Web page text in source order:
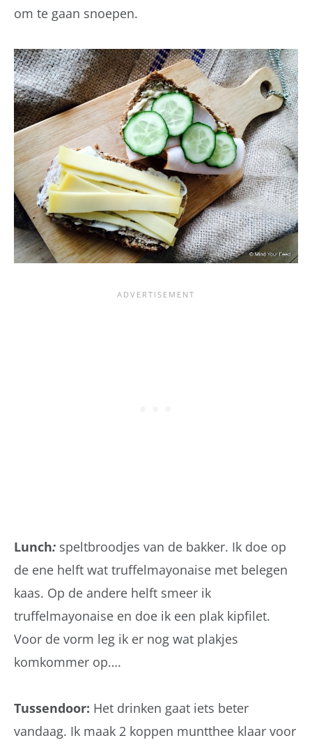
om te gaan snoepen.
Lunch: speltbroodjes van de bakker. Ik doe op
de ene helft wat truffelmayonaise met belegen
kaas. Op de andere helft smeer ik
truffelmayonaise en doe ik een plak kipfilet.
Voor de vorm leg ik er nog wat plakjes
komkommer op….
Tussendoor: Het drinken gaat iets beter
vandaag. Ik maak 2 koppen muntthee klaar voor